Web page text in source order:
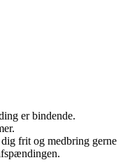
er bindende.
frit og medbring gerne